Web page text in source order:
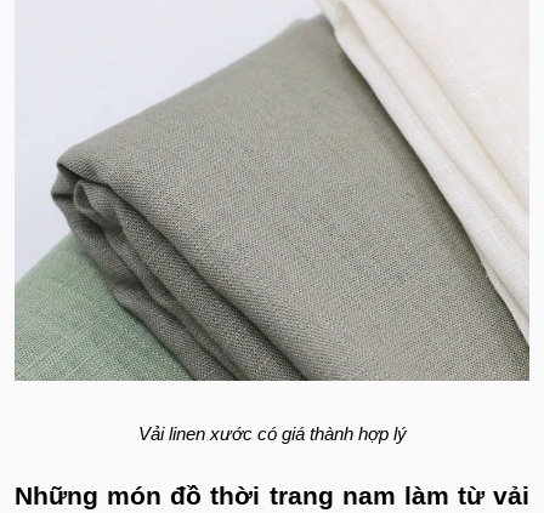
Vải linen xước có giá thành hợp lý
Những món đồ thời trang nam làm từ vải